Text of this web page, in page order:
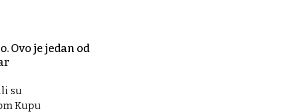
Ovo je jedan od
su
Kupu